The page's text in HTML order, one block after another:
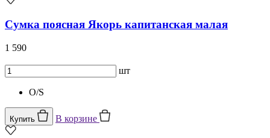
Сумка поясная Якорь капитанская малая
1 590
шт
O/S
Купить В корзине